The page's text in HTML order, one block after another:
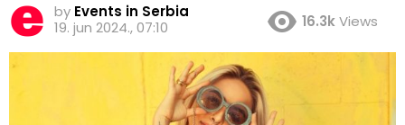
by Events in Serbia
19. jun 2024., 07:10
16.3kViews